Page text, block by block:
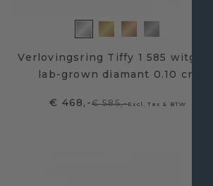
Verlovingsring Tiffy 1 585 witgoud
lab-grown diamant 0.10 crt
€ 468,-€ 585,-Excl. Tax & BTW